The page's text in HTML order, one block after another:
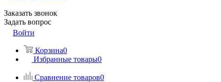
Заказать звонок
Задать вопрос
Войти
Корзина0
Избранные товары0
Сравнение товаров0